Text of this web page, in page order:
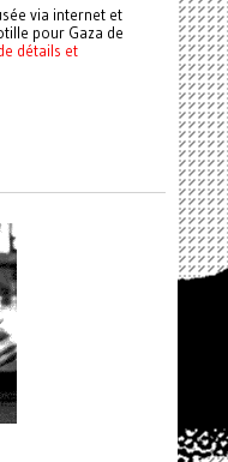
via internet et
pour Gaza de
détails et